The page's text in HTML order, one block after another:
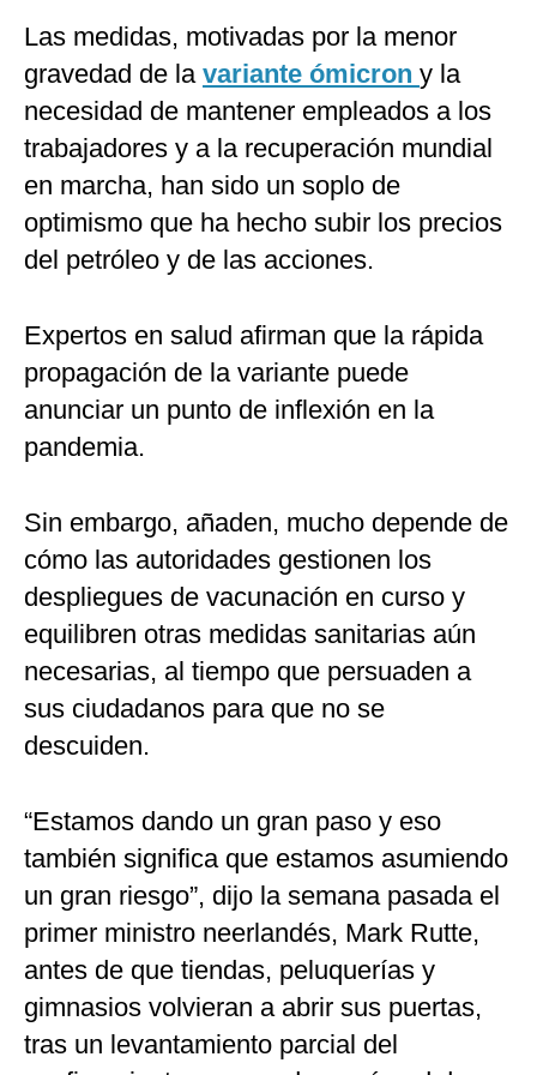
Las medidas, motivadas por la menor
gravedad de la variante ómicron y la
necesidad de mantener empleados a los
trabajadores y a la recuperación mundial
en marcha, han sido un soplo de
optimismo que ha hecho subir los precios
del petróleo y de las acciones.
Expertos en salud afirman que la rápida
propagación de la variante puede
anunciar un punto de inflexión en la
pandemia.
Sin embargo, añaden, mucho depende de
cómo las autoridades gestionen los
despliegues de vacunación en curso y
equilibren otras medidas sanitarias aún
necesarias, al tiempo que persuaden a
sus ciudadanos para que no se
descuiden.
“Estamos dando un gran paso y eso
también significa que estamos asumiendo
un gran riesgo”, dijo la semana pasada el
primer ministro neerlandés, Mark Rutte,
antes de que tiendas, peluquerías y
gimnasios volvieran a abrir sus puertas,
tras un levantamiento parcial del